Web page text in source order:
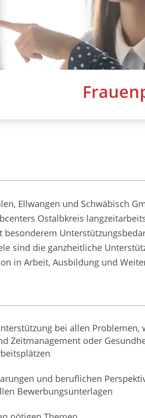
Ellwangen und Schwäbisch
Ostalbkreis
besonderem
sind die ganzheitliche
in Arbeit, Ausbildung und
bei allen Problemen,
Zeitmanagement oder
und beruflichen
Bewerbungsunterlagen